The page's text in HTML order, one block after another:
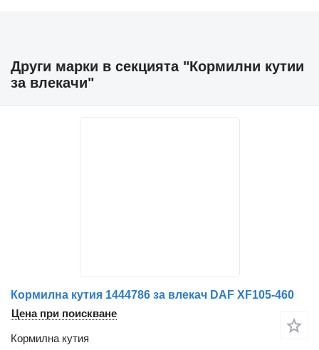
Други марки в секцията "Кормилни кутии
за влекачи"
Кормилна кутия 1444786 за влекач DAF XF105-460
Цена при поискване
Кормилна кутия